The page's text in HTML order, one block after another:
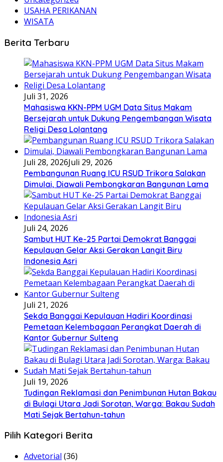
USAHA PERIKANAN
WISATA
Berita Terbaru
Juli 31, 2026
Mahasiswa KKN-PPM UGM Data Situs Makam
Bersejarah untuk Dukung Pengembangan Wisata
Religi Desa Lolantang
Juli 28, 2026Juli 29, 2026
Pembangunan Ruang ICU RSUD Trikora Salakan
Dimulai, Diawali Pembongkaran Bangunan Lama
Juli 24, 2026
Sambut HUT Ke-25 Partai Demokrat Banggai
Kepulauan Gelar Aksi Gerakan Langit Biru
Indonesia Asri
Juli 21, 2026
Sekda Banggai Kepulauan Hadiri Koordinasi
Pemetaan Kelembagaan Perangkat Daerah di
Kantor Gubernur Sulteng
Juli 19, 2026
Tudingan Reklamasi dan Penimbunan Hutan Bakau
di Bulagi Utara Jadi Sorotan, Warga: Bakau Sudah
Mati Sejak Bertahun-tahun
Pilih Kategori Berita
Advetorial (36)